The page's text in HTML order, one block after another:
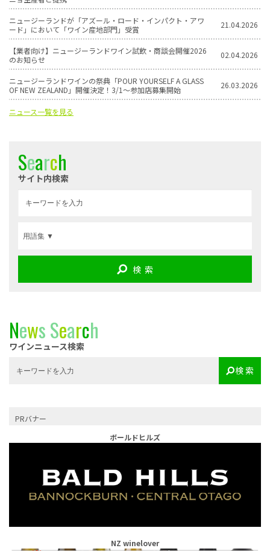
ニュージーランドが「アズール・ロード・インパクト・アワ
ード」において「ワイン産地部門」受賞
21.04.2026
【業者向け】ニュージーランドワイン試飲・商談会開催2026
のお知らせ
02.04.2026
ニュージーランドワインの祭典「POUR YOURSELF A GLASS
OF NEW ZEALAND」開催決定！3/1〜参加店募集開始
26.03.2026
ニュース一覧を見る
Search
サイト内検索
検 索
NewsSearch
ワインニュース検索
検 索
PRバナー
ボールドヒルズ
NZ winelover